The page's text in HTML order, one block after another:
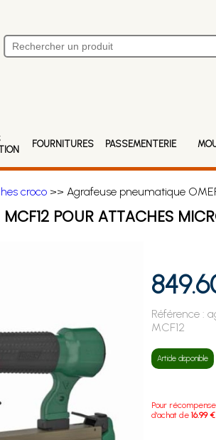
FOURNITURES PASSEMENTERIE
croco>> Agrafeuse pneumatique
POUR ATTACHES
Référence :
MCF12
Article disponible
Pour
d'achat de16.99